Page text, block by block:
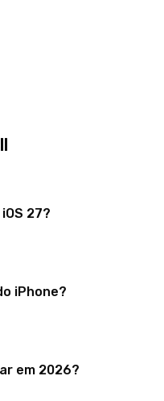
27?
iPhone?
em 2026?